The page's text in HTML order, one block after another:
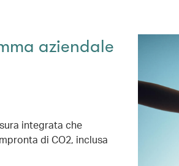
aziendale
integrata che
di CO2, inclusa